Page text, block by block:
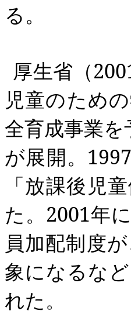
る。
厚生省（
児童のため
全育成事業
が展開。 1997
「放課後児
た。 2001年に
員加配制度が
象になるなど
れた。